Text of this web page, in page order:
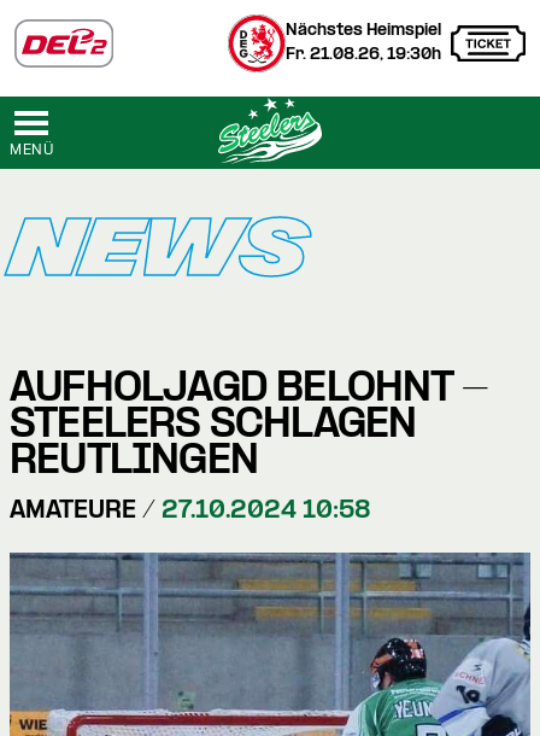
Nächstes Heimspiel
Fr. 21.08.26, 19:30h
MENÜ
NEWS
AUFHOLJAGD BELOHNT -
STEELERS SCHLAGEN
REUTLINGEN
AMATEURE / 27.10.2024 10:58